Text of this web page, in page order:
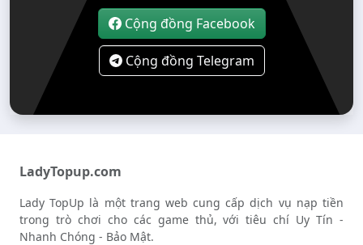
Cộng đồng Facebook
Cộng đồng Telegram
LadyTopup.com
Lady TopUp là một trang web cung cấp dịch vụ nạp tiền
trong trò chơi cho các game thủ, với tiêu chí Uy Tín -
Nhanh Chóng - Bảo Mật.